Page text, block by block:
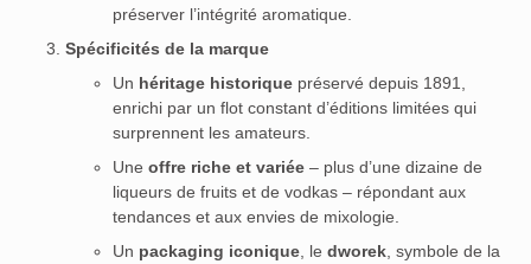
préserver l’intégrité aromatique.
Spécificités de la marque
Un héritage historique préservé depuis 1891,
enrichi par un flot constant d’éditions limitées qui
surprennent les amateurs.
Une offre riche et variée – plus d’une dizaine de
liqueurs de fruits et de vodkas – répondant aux
tendances et aux envies de mixologie.
Un packaging iconique , le dworek , symbole de la